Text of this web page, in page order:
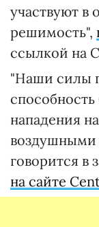
участвуют в
решимость",
ссылкой на
"Наши силы
нападения
говорится в
на сайте